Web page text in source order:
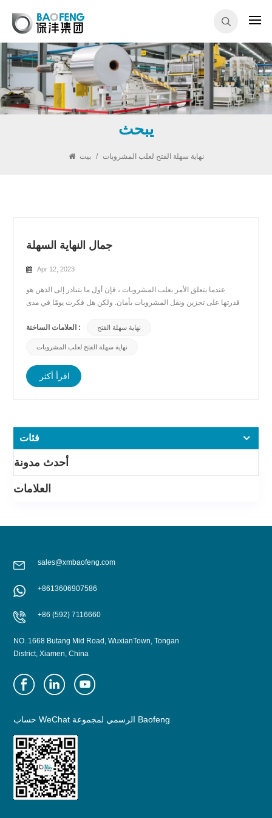
يبحث
بيت / نهاية سهلة الفتح لعلب المشروبات
جمال النهاية السهلة
Apr 12, 2023
عندما يتعلق الأمر بعلب المشروبات ، فإن أول ما يتبادر إلى الذهن هو
قدرتها على تخزين ونقل المشروبات بأمان. ولكن هل فكرت يومًا في مدى
طريقة فتح العلبة يمكن أن تؤثر بشكل كبير على تجربة المستخدم. في
العلامات الساخنة : نهاية سهلة الفتح
نهاية سهلة الفتح لعلب المشروبات
اقرأ أكثر
فئات
أحدث مدونة
العلامات
sales@xmbaofeng.com
+8613606907586
+86 (592) 7116660
NO. 1668 Butang Mid Road, WuxianTown, Tongan
District, Xiamen, China
حساب WeChat الرسمي لمجموعة Baofeng